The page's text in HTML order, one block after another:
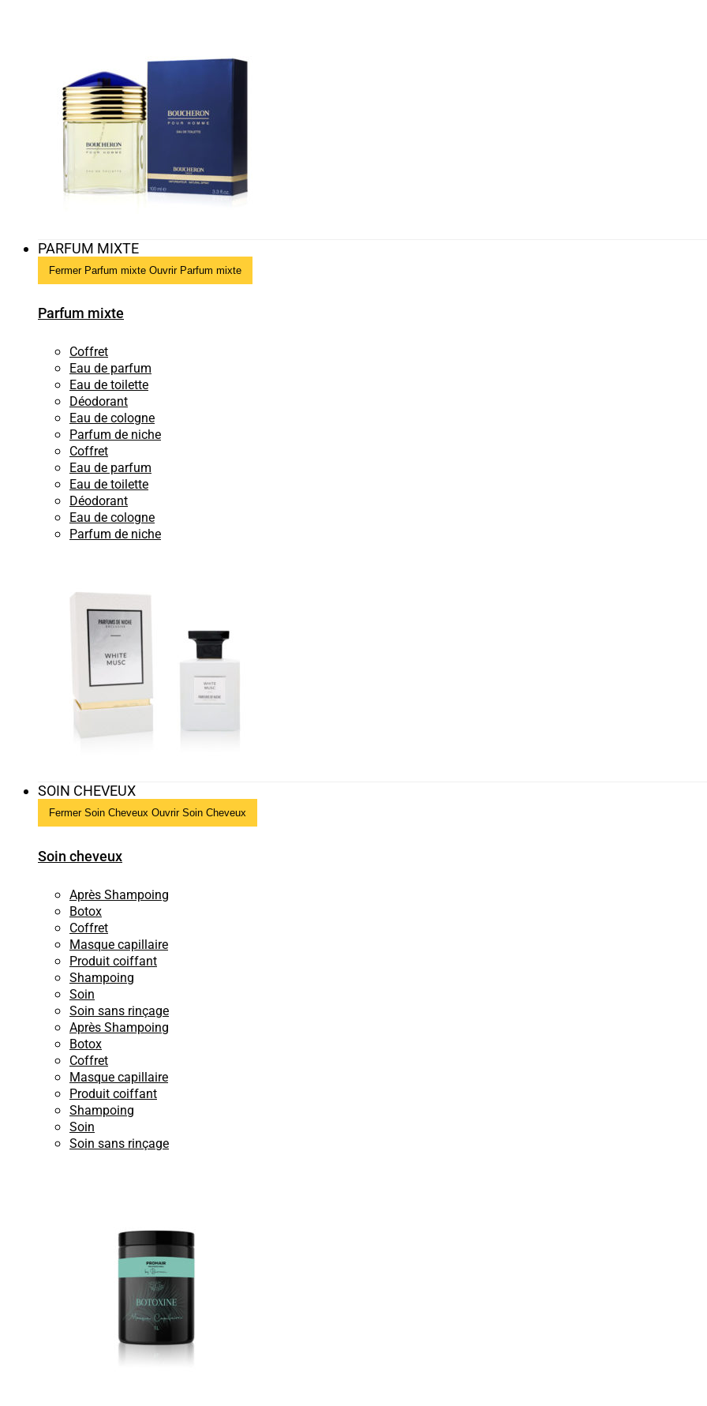
PARFUM MIXTE
Fermer Parfum mixte Ouvrir Parfum mixte
Parfum mixte
Coffret
Eau de parfum
Eau de toilette
Déodorant
Eau de cologne
Parfum de niche
Coffret
Eau de parfum
Eau de toilette
Déodorant
Eau de cologne
Parfum de niche
SOIN CHEVEUX
Fermer Soin Cheveux Ouvrir Soin Cheveux
Soin cheveux
Après Shampoing
Botox
Coffret
Masque capillaire
Produit coiffant
Shampoing
Soin
Soin sans rinçage
Après Shampoing
Botox
Coffret
Masque capillaire
Produit coiffant
Shampoing
Soin
Soin sans rinçage